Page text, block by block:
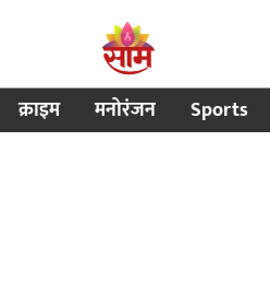
क्राइम मनोरंजन Sports